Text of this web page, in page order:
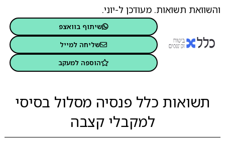
והשוואת תשואות. מעודכן ל-יוני.
שיתוף בוואצפ
שליחה למייל
הוספה למעקב
תשואות כלל פנסיה מסלול בסיסי
למקבלי קצבה